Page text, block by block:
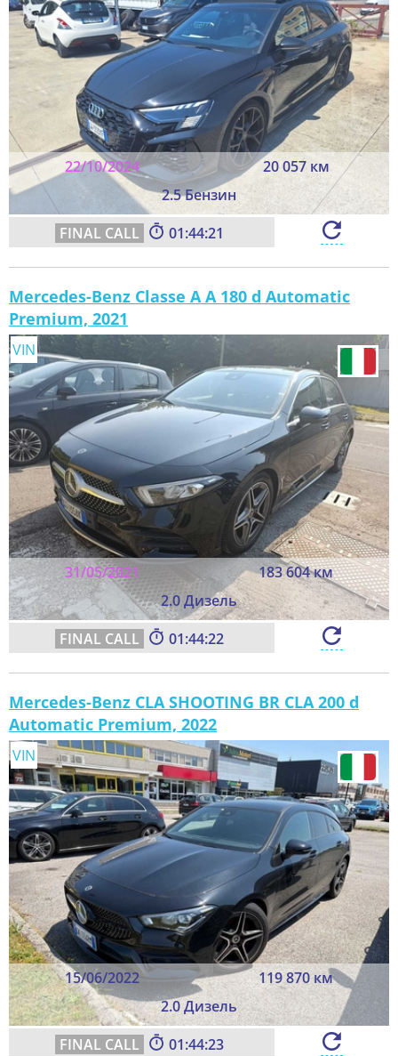
22/10/2024
20 057 км
2.5 Бензин
01:44:19
Mercedes-Benz Classe A A 180 d Automatic
Premium, 2021
31/05/2021
183 604 км
2.0 Дизель
VIN
01:44:20
Mercedes-Benz CLA SHOOTING BR CLA 200 d
Automatic Premium, 2022
15/06/2022
119 870 км
2.0 Дизель
VIN
01:44:21